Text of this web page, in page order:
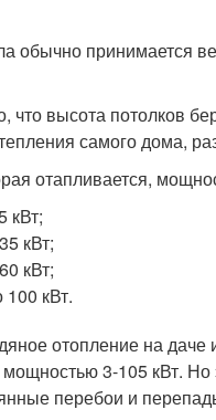
обычно принимается
что высота потолков
самого дома,
отапливается,
кВт;
кВт;
кВт;
кВт.
отопление на даче
3-105 кВт. Но
перебои и